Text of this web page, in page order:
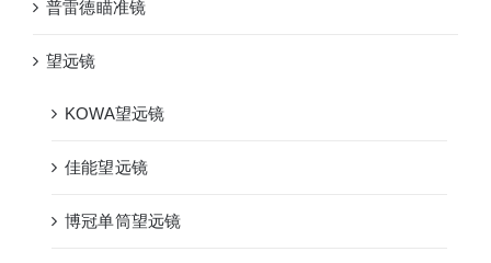
普雷德瞄准镜
望远镜
KOWA望远镜
佳能望远镜
博冠单筒望远镜